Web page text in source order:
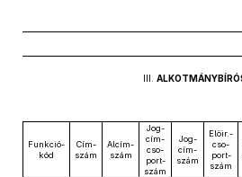
III.
Funkció-
kód
Cím-
szám
Alcím-
szám
Jog-
cím-
cso-
port-
szám
Jog-
cím-
szám
Előir.-
cso-
port-
szám